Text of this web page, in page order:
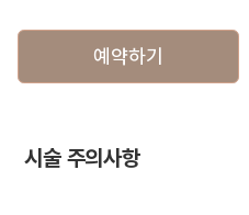
예약하기
시술 주의사항